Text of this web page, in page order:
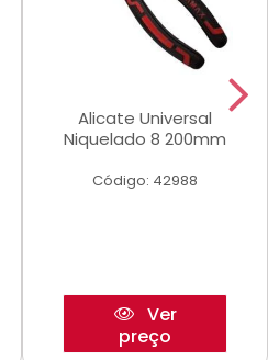
Alicate Universal
Niquelado 8 200mm
Código: 42988
Ver
preço